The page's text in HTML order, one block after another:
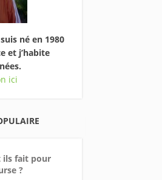
né en 1980
et j’habite
ici
ils fait pour
?